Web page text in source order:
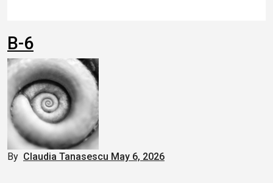
B-6
By Claudia Tanasescu May 6, 2026